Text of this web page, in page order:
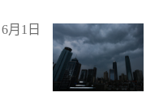
6月1日